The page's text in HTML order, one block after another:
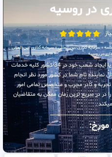
در روسیه
»سرمایه گذاری بین المللی»سرمایه گذاری بین المللی
در روسیه
موسسه بین المللی ثبتا (Sabtta Group) با ایجاد شعب خود در 34 کشور کلیه خدمات
نماینده تام شما در کشور مورد نظر انجام
و کادر مجرب و متخصص تمامی امور
در در سریع ترین زمان ممکن به متقاضیان
میکند .
مورخ: